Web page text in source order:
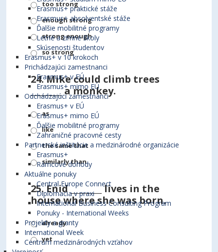
Erasmus+ praktické stáže
Erasmus+ absolventské stáže
Ďalšie mobilitné programy
Letné a zimné školy
Skúsenosti študentov
Erasmus+ v 10 krokoch
Prichádzajúci zamestnanci
Erasmus+ v EÚ
Erasmus+ mimo EÚ
Odchádzajúci zamestnanci
Erasmus+ v EÚ
Erasmus+ mimo EÚ
Ďalšie mobilitné programy
Zahraničné pracovné cesty
Partnerské inštitúcie a medzinárodné organizácie
Erasmus+
Rámcové dohody
Aktuálne ponuky
Central Europe Connect
Diplomacia v praxi
International Business Consulting Program
Ponuky - International Weeks
Projekty a granty
International Week
Centrum medzinárodných vzťahov
too strong
enough strong
strong enough
so strong
24.Mike could climb trees
________ a monkey.
as
like
the same that
similarly than
25.Enid ________ lives in the
house where she was born.
already
yet